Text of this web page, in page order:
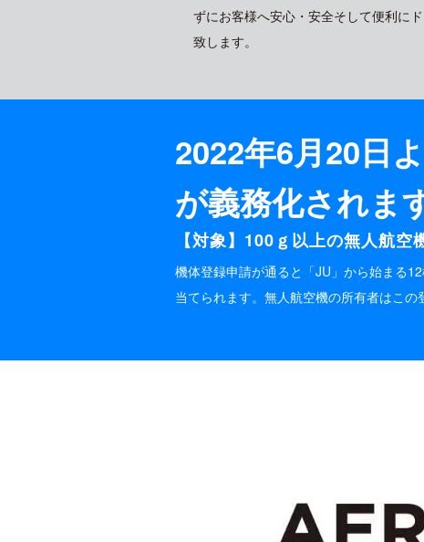
ずにお客様へ安心・安全そして便利に
致します。
2022年6月20日
が義務化されま
【対象】100ｇ以上の無人航空
機体登録申請が通ると「JU」から始まる
当てられます。無人航空機の所有者はこの